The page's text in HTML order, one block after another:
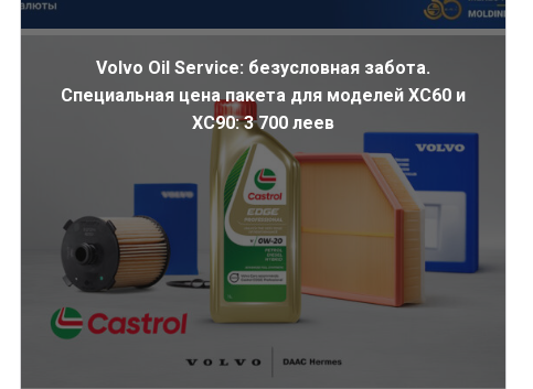
Volvo Oil Service: безусловная забота.
Специальная цена пакета для моделей XC60 и
XC90: 3 700 леев